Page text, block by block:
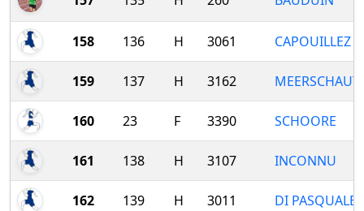
158 136 H 3061 CAPOUILLEZ
159 137 H 3162 MEERSCHAUT
160 23 F 3390 SCHOORE
161 138 H 3107 INCONNU
162 139 H 3011 DI PASQUALE